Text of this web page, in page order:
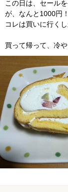
この日は、セール
が、なんと1000円！
コレは買いに行く
買って帰って、冷